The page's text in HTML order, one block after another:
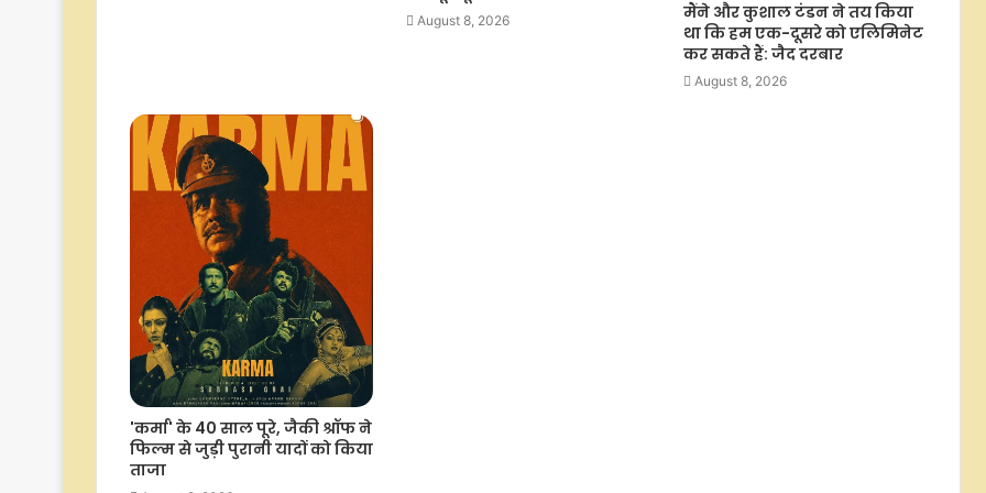
के बीच रांची पहुंचे पीयूष मिश्रा, बोले-
आपकी आवाज जायज, गाया ‘आरंभ है प्रचंड’
August 8, 2026
मैंने और कुशाल टंडन ने तय किया
था कि हम एक-दूसरे को एलिमिनेट
कर सकते हैं: जैद दरबार
August 8, 2026
'कर्मा' के 40 साल पूरे, जैकी श्रॉफ ने
फिल्म से जुड़ी पुरानी यादों को किया
ताजा